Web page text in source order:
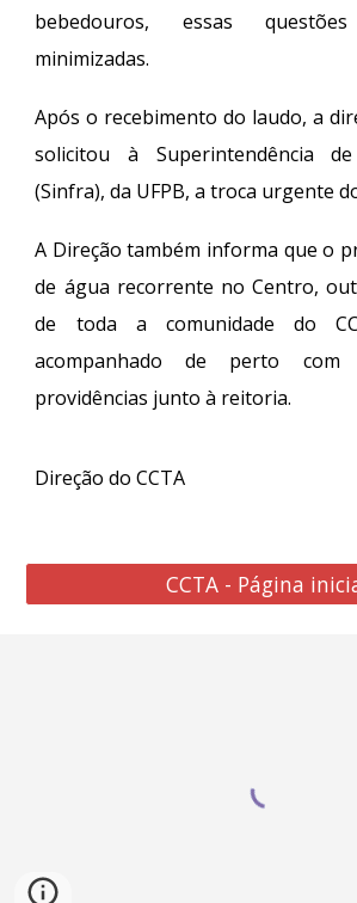
bebedouros, essas
minimizadas.
Após o recebimento do laudo, a
solicitou à Superintendência
(Sinfra), da UFPB, a troca urgente
A Direção também informa que o
de água recorrente no Centro,
de toda a comunidade do
acompanhado de perto com
providências junto à reitoria.
Direção do CCTA
CCTA - Página